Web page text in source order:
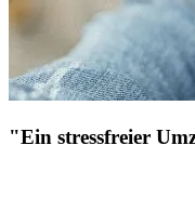
"Ein stressfreier